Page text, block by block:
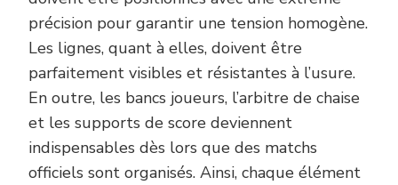
précision pour garantir une tension homogène.
Les lignes, quant à elles, doivent être
parfaitement visibles et résistantes à l’usure.
En outre, les bancs joueurs, l’arbitre de chaise
et les supports de score deviennent
indispensables dès lors que des matchs
officiels sont organisés. Ainsi, chaque élément